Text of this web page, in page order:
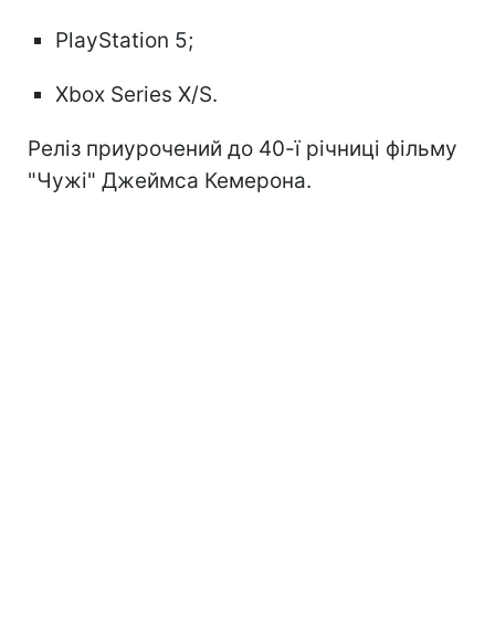
PlayStation 5;
Xbox Series X/S.
Реліз приурочений до 40-ї річниці фільму
"Чужі" Джеймса Кемерона.